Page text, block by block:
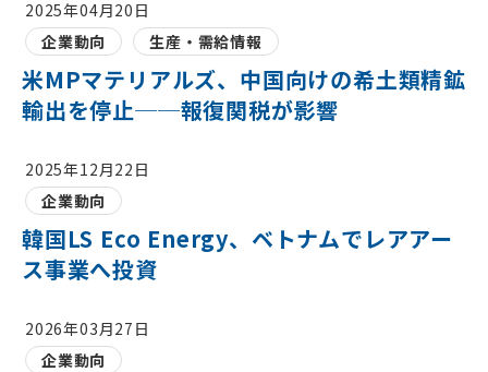
2025年04月20日
企業動向
生産・需給情報
米MPマテリアルズ、中国向けの希土類精鉱
輸出を停止──報復関税が影響
2025年12月22日
企業動向
韓国LS Eco Energy、ベトナムでレアアー
ス事業へ投資
2026年03月27日
企業動向